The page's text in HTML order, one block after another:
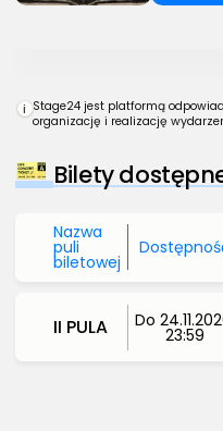
i Stage24 jest platformą
organizację i realizację
Bilety
Nazwa
puli
biletowej
II PULA Do
23:59